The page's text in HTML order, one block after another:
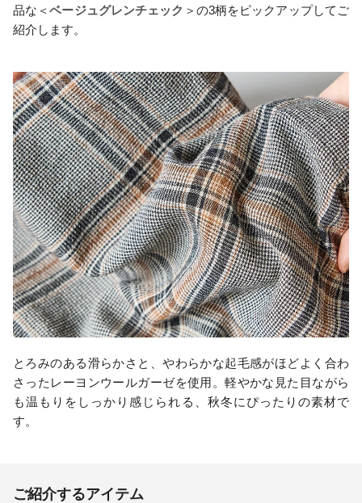
品な＜ベージュグレンチェック ＞の3柄をピックアップしてご
紹介します。
とろみのある滑らかさと、やわらかな起毛感がほどよく合わ
さったレーヨンウールガーゼを使用。軽やかな見た目ながら
も温もりをしっかり感じられる、秋冬にぴったりの素材で
す。
ご紹介するアイテム